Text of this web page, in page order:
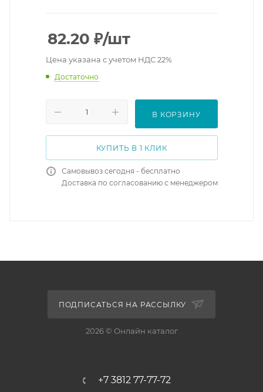
82.20 ₽/шт
Цена указана с учетом НДС 22%
Достаточно
В КОРЗИНУ
КУПИТЬ В 1 КЛИК
Самовывоз сегодня - бесплатно
Доставка по согласованию с менеджером
ПОДПИСАТЬСЯ НА РАССЫЛКУ
2026 © Онлайн каталог
+7 3812 77-77-72